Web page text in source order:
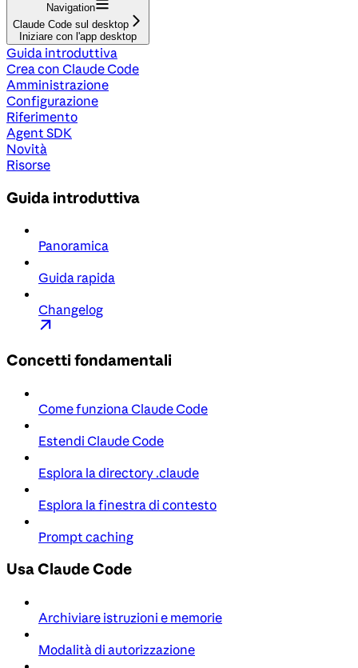
Navigation
Claude Code sul desktop
Iniziare con l'app desktop
Guida introduttiva
Crea con Claude Code
Amministrazione
Configurazione
Riferimento
Agent SDK
Novità
Risorse
Guida introduttiva
Panoramica
Guida rapida
Changelog
Concetti fondamentali
Come funziona Claude Code
Estendi Claude Code
Esplora la directory .claude
Esplora la finestra di contesto
Prompt caching
Usa Claude Code
Archiviare istruzioni e memorie
Modalità di autorizzazione